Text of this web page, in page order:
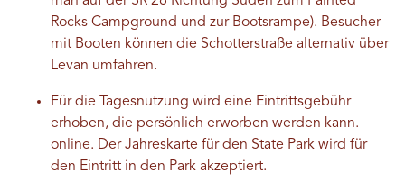
Rocks Campground und zur Bootsrampe). Besucher
mit Booten können die Schotterstraße alternativ über
Levan umfahren.
Für die Tagesnutzung wird eine Eintrittsgebühr
erhoben, die persönlich erworben werden kann.
online. DerJahreskarte für den State Park wird für
den Eintritt in den Park akzeptiert.